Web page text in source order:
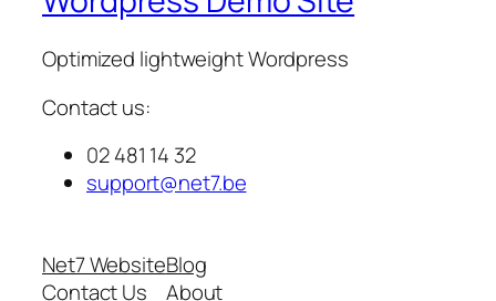
Optimized lightweight Wordpress
Contact us:
02 481 14 32
support@net7.be
Net7 Website
Contact Us
Blog
About